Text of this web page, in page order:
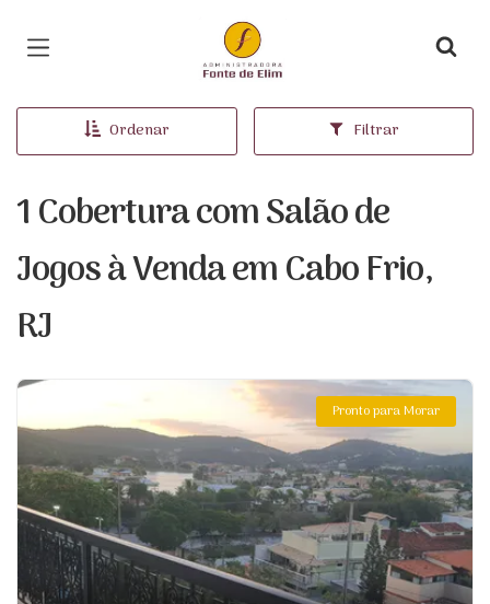
Página inicial
Ordenar Filtrar
1 Cobertura com Salão de
Jogos à Venda em Cabo Frio,
RJ
Pronto para Morar